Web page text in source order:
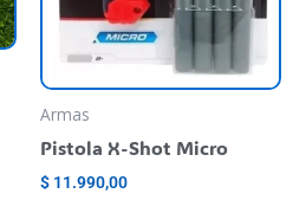
Armas
Pistola X-Shot Micro
$ 11.990,00